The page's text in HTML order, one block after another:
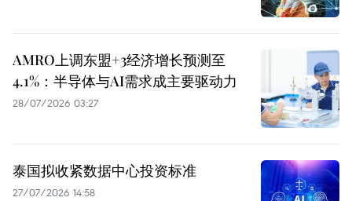
AMRO上调东盟+3经济增长预测至
4.1%：半导体与AI需求成主要驱动力
28/07/2026 03:27
泰国拟收紧数据中心投资标准
27/07/2026 14:58